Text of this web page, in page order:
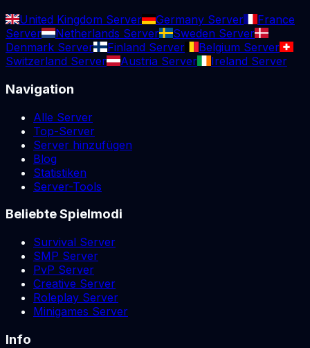
United Kingdom Server Germany Server
France
Server
Netherlands Server
Sweden Server
Denmark Server
Finland Server
Belgium Server
Switzerland Server
Austria Server Ireland Server
Navigation
Alle Server
Top-Server
Server hinzufügen
Blog
Statistiken
Server-Tools
Beliebte Spielmodi
Survival Server
SMP Server
PvP Server
Creative Server
Roleplay Server
Minigames Server
Info